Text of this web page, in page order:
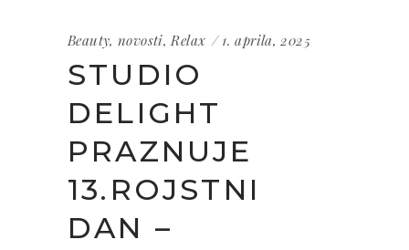
Beauty, novosti,Relax 1. aprila, 2025
STUDIO
DELIGHT
PRAZNUJE
13.ROJSTNI
DAN –